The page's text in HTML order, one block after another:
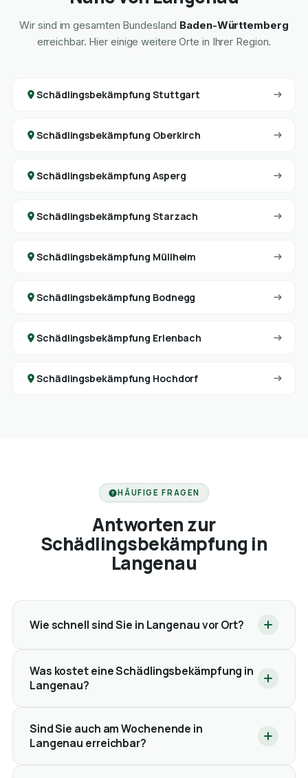
Wir sind im gesamten Bundesland Baden-Württemberg
erreichbar. Hier einige weitere Orte in Ihrer Region.
Schädlingsbekämpfung Stuttgart
Schädlingsbekämpfung Oberkirch
Schädlingsbekämpfung Asperg
Schädlingsbekämpfung Starzach
Schädlingsbekämpfung Müllheim
Schädlingsbekämpfung Bodnegg
Schädlingsbekämpfung Erlenbach
Schädlingsbekämpfung Hochdorf
HÄUFIGE FRAGEN
Antworten zur
Schädlingsbekämpfung in
Langenau
Wie schnell sind Sie in Langenau vor Ort?
Was kostet eine Schädlingsbekämpfung in
Langenau?
Sind Sie auch am Wochenende in
Langenau erreichbar?